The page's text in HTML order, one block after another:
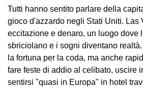
Tutti hanno sentito parlare della
gioco d'azzardo negli Stati Uniti. Las
eccitazione e denaro, un luogo dove
sbriciolano e i sogni diventano
la fortuna per la coda, ma anche
fare feste di addio al celibato, uscire
sentirsi "quasi in Europa" in hotel